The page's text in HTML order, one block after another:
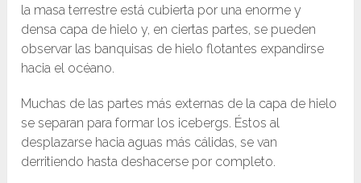
la masa terrestre está cubierta por una enorme y
densa capa de hielo y, en ciertas partes, se pueden
observar las banquisas de hielo flotantes expandirse
hacia el océano.
Muchas de las partes más externas de la capa de hielo
se separan para formar los icebergs. Éstos al
desplazarse hacia aguas más cálidas, se van
derritiendo hasta deshacerse por completo.